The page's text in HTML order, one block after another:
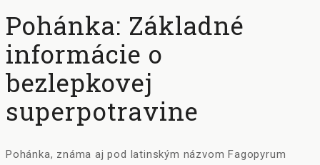
Pohánka: Základné
informácie o
bezlepkovej
superpotravine
Pohánka, známa aj pod latinským názvom Fagopyrum